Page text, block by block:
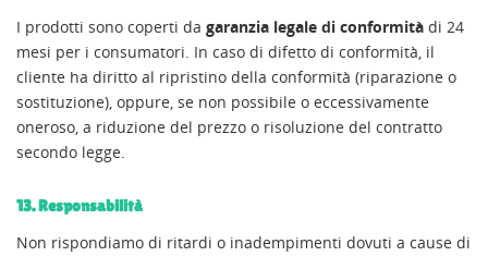
I prodotti sono coperti da garanzia legale di conformità di 24
mesi per i consumatori. In caso di difetto di conformità, il
cliente ha diritto al ripristino della conformità (riparazione o
sostituzione), oppure, se non possibile o eccessivamente
oneroso, a riduzione del prezzo o risoluzione del contratto
secondo legge.
13. Responsabilità
Non rispondiamo di ritardi o inadempimenti dovuti a cause di